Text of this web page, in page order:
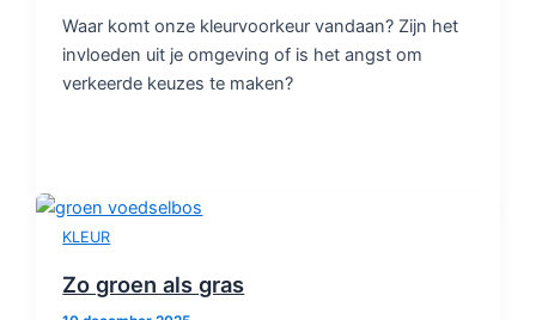
Waar komt onze kleurvoorkeur vandaan? Zijn het
invloeden uit je omgeving of is het angst om
verkeerde keuzes te maken?
KLEUR
Zo groen als gras